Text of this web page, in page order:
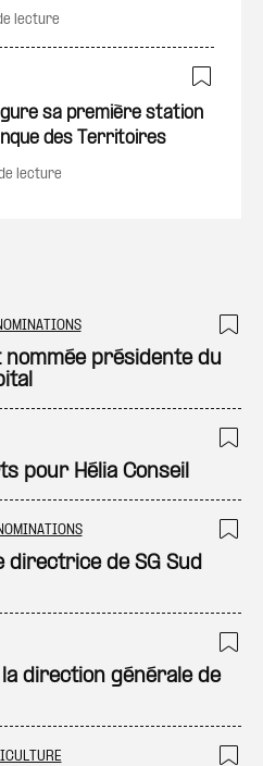
lecture
sa première station
des Territoires
lecture
présidente du
pour Hélia Conseil
directrice de SG Sud
direction générale de